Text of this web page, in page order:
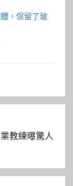
，保留了玻
教練曝驚人